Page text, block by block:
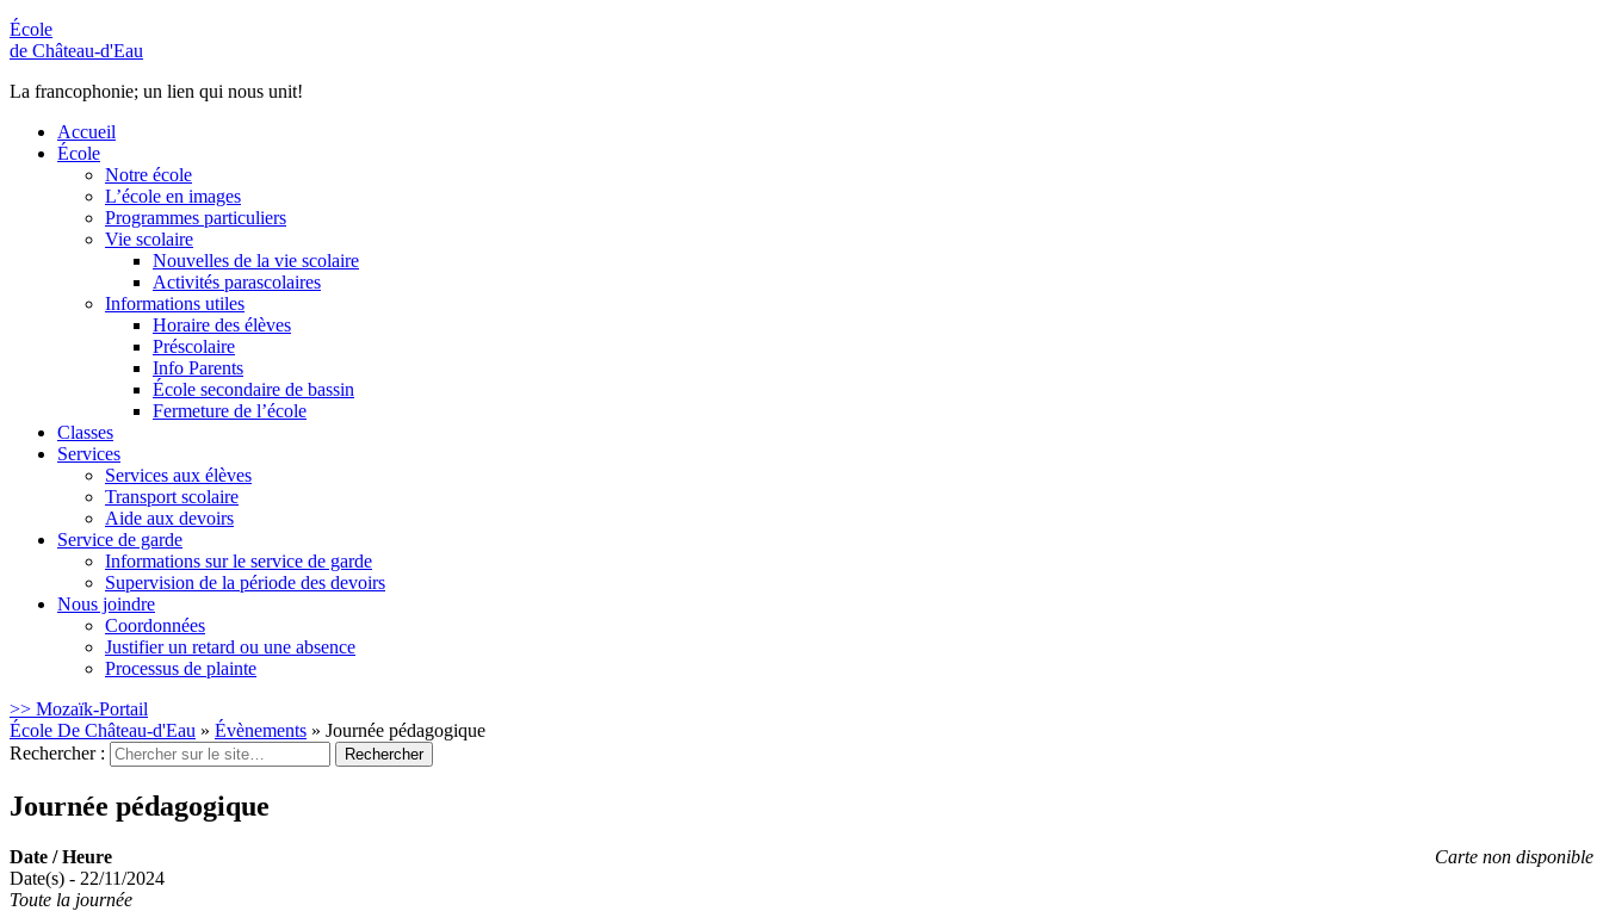
École
de Château-d'Eau
La francophonie; un lien qui nous unit!
Accueil
École
Notre école
L’école en images
Programmes particuliers
Vie scolaire
Nouvelles de la vie scolaire
Activités parascolaires
Informations utiles
Horaire des élèves
Préscolaire
Info Parents
École secondaire de bassin
Fermeture de l’école
Classes
Services
Services aux élèves
Transport scolaire
Aide aux devoirs
Service de garde
Informations sur le service de garde
Supervision de la période des devoirs
Nous joindre
Coordonnées
Justifier un retard ou une absence
Processus de plainte
>> Mozaïk-Portail
École De Château-d'Eau » Évènements » Journée pédagogique
Rechercher :
Journée pédagogique
Carte non disponible
Date / Heure
Date(s) - 22/11/2024
Toute la journée